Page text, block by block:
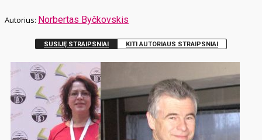
Norbertas Byčkovskis
SUSIJĘ STRAIPSNIAI KITI AUTORIAUS STRAIPSNIAI